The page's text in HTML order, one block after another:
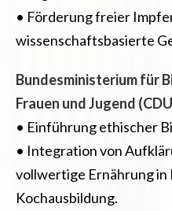
• Förderung freier
wissenschaftsbasierte
Bundesministerium für
Frauen und Jugend
• Einführung ethischer
• Integration von
vollwertige Ernährung in
Kochausbildung.